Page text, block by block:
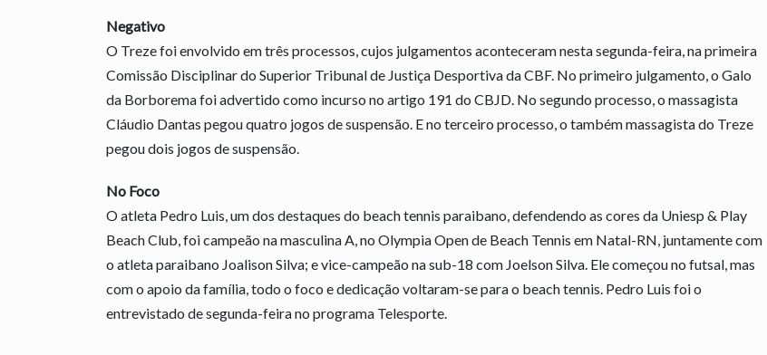
Negativo
O Treze foi envolvido em três processos, cujos julgamentos aconteceram nesta segunda-feira, na primeira
Comissão Disciplinar do Superior Tribunal de Justiça Desportiva da CBF. No primeiro julgamento, o Galo
da Borborema foi advertido como incurso no artigo 191 do CBJD. No segundo processo, o massagista
Cláudio Dantas pegou quatro jogos de suspensão. E no terceiro processo, o também massagista do Treze
pegou dois jogos de suspensão.
No Foco
O atleta Pedro Luis, um dos destaques do beach tennis paraibano, defendendo as cores da Uniesp & Play
Beach Club, foi campeão na masculina A, no Olympia Open de Beach Tennis em Natal-RN, juntamente com
o atleta paraibano Joalison Silva; e vice-campeão na sub-18 com Joelson Silva. Ele começou no futsal, mas
com o apoio da família, todo o foco e dedicação voltaram-se para o beach tennis. Pedro Luis foi o
entrevistado de segunda-feira no programa Telesporte.